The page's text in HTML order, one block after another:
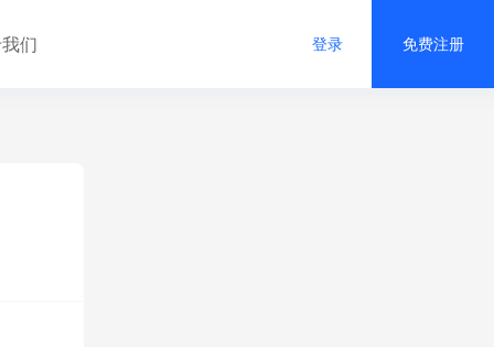
们 登录 免费注册